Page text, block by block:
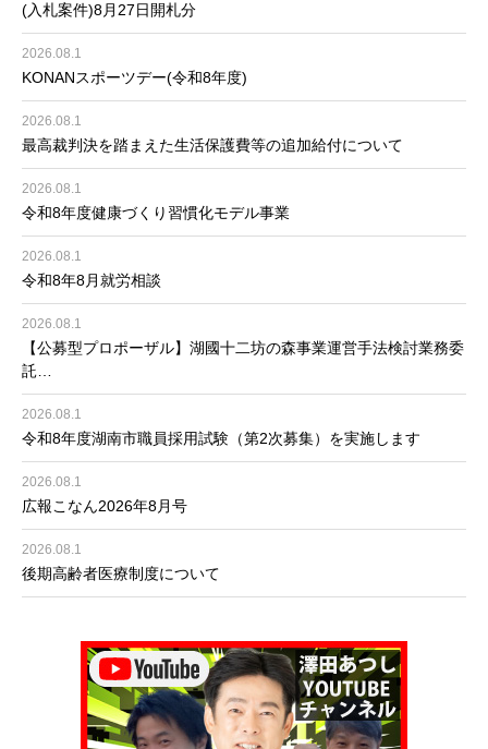
(入札案件)8月27日開札分
2026.08.1
KONANスポーツデー(令和8年度)
2026.08.1
最高裁判決を踏まえた生活保護費等の追加給付について
2026.08.1
令和8年度健康づくり習慣化モデル事業
2026.08.1
令和8年8月就労相談
2026.08.1
【公募型プロポーザル】湖國十二坊の森事業運営手法検討業務委
託…
2026.08.1
令和8年度湖南市職員採用試験（第2次募集）を実施します
2026.08.1
広報こなん2026年8月号
2026.08.1
後期高齢者医療制度について